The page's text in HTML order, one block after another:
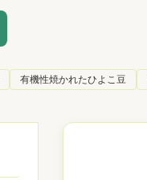
有機性焼かれたひよこ豆